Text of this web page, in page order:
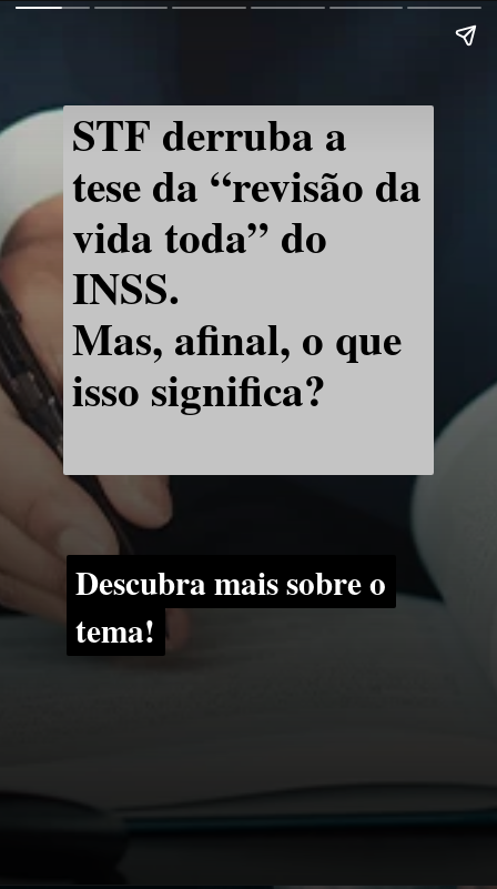
STF derruba a
tese da “revisão da
vida toda” do
INSS.
Mas, afinal, o que
isso significa?
Descubra mais sobre o
tema!
Descubra mais sobre o
tema!